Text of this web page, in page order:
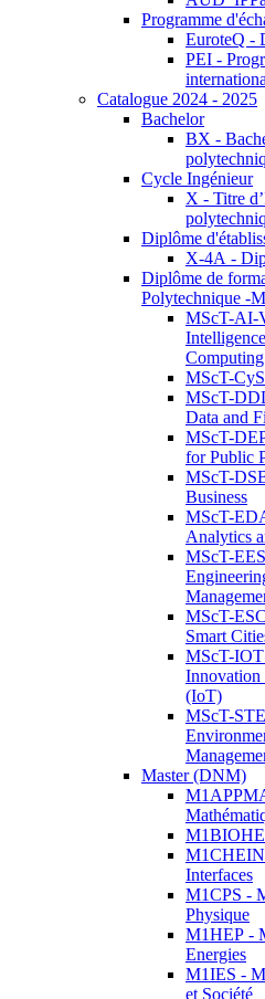
Programme
EuroteQ -
PEI -
Catalogue 2024 - 2025
Bachelor
BX -
Cycle Ingénieur
X - Titre
Diplôme
X-4A -
Diplôme de
Polytechnique -
MScT-AI-
Computing
MScT-
MScT-
Data and
MScT-
for Public
MScT-
Business
MScT-
Analytics
MScT-
MScT-
Smart
MScT-
Innovation
(IoT)
MScT-
Master (DNM)
Interfaces
M1CPS -
Physique
M1HEP -
Energies
M1IES -
et Société